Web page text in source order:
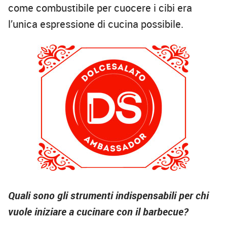
come combustibile per cuocere i cibi era
l’unica espressione di cucina possibile.
Quali sono gli strumenti indispensabili per chi
vuole iniziare a cucinare con il barbecue?